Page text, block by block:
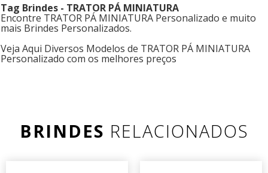
Tag Brindes - TRATOR PÁ MINIATURA
Encontre TRATOR PÁ MINIATURA Personalizado e muito
mais Brindes Personalizados.
Veja Aqui Diversos Modelos de TRATOR PÁ MINIATURA
Personalizado com os melhores preços
BRINDES RELACIONADOS